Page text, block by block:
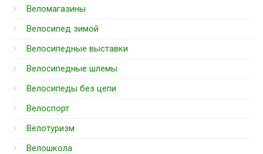
Веломагазины
Велосипед зимой
Велосипедные выставки
Велосипедные шлемы
Велосипеды без цепи
Велоспорт
Велотуризм
Велошкола